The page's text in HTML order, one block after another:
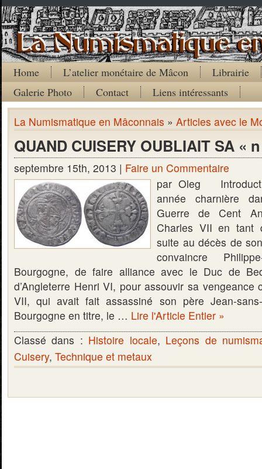
Home L’atelier monétaire de Mâcon
Librairie
Galerie Photo
Contact Liens intéressants
La Numismatique en Mâconnais » Articles avec le
QUAND CUISERY OUBLIAIT SA «
septembre 15th, 2013 | Faire un Commentaire
par Oleg
année charnière
Guerre de Cent
Charles VII en tant
suite au décès de
convaincre
Bourgogne, de faire alliance avec le Duc de
d’Angleterre Henri VI, pour assouvir sa vengeance
VII, qui avait fait assassiné son père Jean-
Bourgogne en titre, le … Lire l'Article Entier »
Classé dans : Histoire locale, Leçons de
Cuisery, Technique et metaux